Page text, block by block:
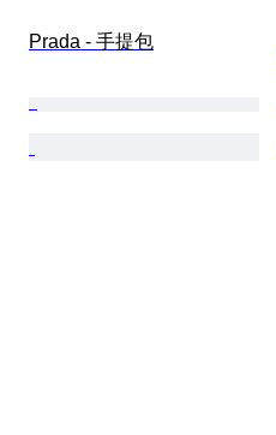
Prada - 手提包